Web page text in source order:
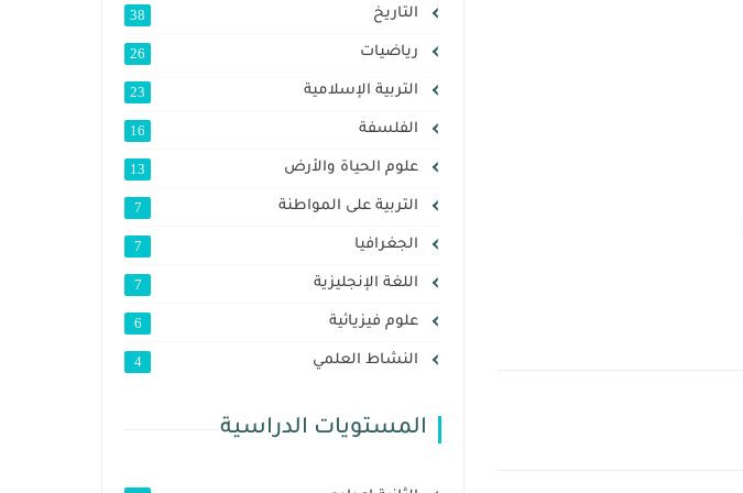
التاريخ 38
رياضيات 26
التربية الإسلامية 23
الفلسفة 16
علوم الحياة والأرض 13
التربية على المواطنة 7
الجغرافيا 7
اللغة الإنجليزية 7
علوم فيزيائية 6
النشاط العلمي 4
المستويات الدراسية